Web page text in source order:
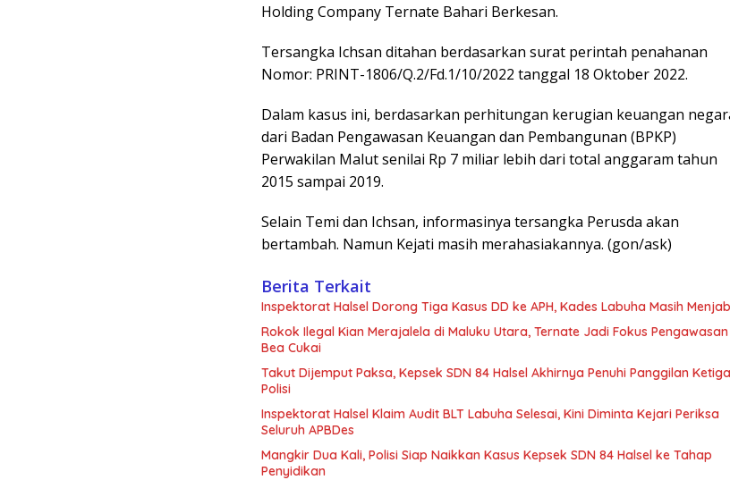
Holding Company Ternate Bahari Berkesan.
Tersangka Ichsan ditahan berdasarkan surat perintah penahanan
Nomor: PRINT-1806/Q.2/Fd.1/10/2022 tanggal 18 Oktober 2022.
Dalam kasus ini, berdasarkan perhitungan kerugian keuangan
dari Badan Pengawasan Keuangan dan Pembangunan (BPKP)
Perwakilan Malut senilai Rp 7 miliar lebih dari total anggaram tahun
2015 sampai 2019.
Selain Temi dan Ichsan, informasinya tersangka Perusda akan
bertambah. Namun Kejati masih merahasiakannya. (gon/ask)
Berita Terkait
Inspektorat Halsel Dorong Tiga Kasus DD ke APH, Kades Labuha Masih
Rokok Ilegal Kian Merajalela di Maluku Utara, Ternate Jadi Fokus Pengawasan
Bea Cukai
Takut Dijemput Paksa, Kepsek SDN 84 Halsel Akhirnya Penuhi Panggilan Ketiga
Polisi
Inspektorat Halsel Klaim Audit BLT Labuha Selesai, Kini Diminta Kejari Periksa
Seluruh APBDes
Mangkir Dua Kali, Polisi Siap Naikkan Kasus Kepsek SDN 84 Halsel ke Tahap
Penyidikan